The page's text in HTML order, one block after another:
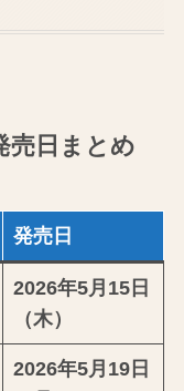
売日まとめ
発売日
2026年5月15日
（木）
2026年5月19日